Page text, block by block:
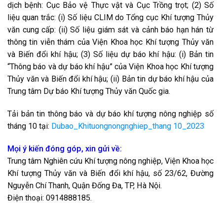
dịch bệnh: Cục Bảo vệ Thực vật và Cục Trồng trọt; (2) Số
liệu quan trắc: (i) Số liệu CLIM do Tổng cục Khí tượng Thủy
văn cung cấp: (ii) Số liệu giám sát và cảnh báo hạn hán từ
thông tin viễn thám của Viện Khoa học Khí tượng Thủy văn
và Biến đổi khí hậu; (3) Số liệu dự báo khí hậu: (i) Bản tin
“Thông báo và dự báo khí hậu” của Viện Khoa học Khí tượng
Thủy văn và Biến đổi khí hậu; (ii) Bản tin dự báo khí hậu của
Trung tâm Dự báo Khí tượng Thủy văn Quốc gia.
Tải bản tin thông báo và dự báo khí tượng nông nghiệp số
tháng 10 tại: Dubao_Khituongnongnghiep_thang 10_2023
Mọi ý kiến đóng góp, xin gửi về:
Trung tâm Nghiên cứu Khí tượng nông nghiệp, Viện Khoa học
Khí tượng Thủy văn và Biến đổi khí hậu, số 23/62, Đường
Nguyễn Chí Thanh, Quận Đống Đa, TP, Hà Nội.
Điện thoại: 0914888185.